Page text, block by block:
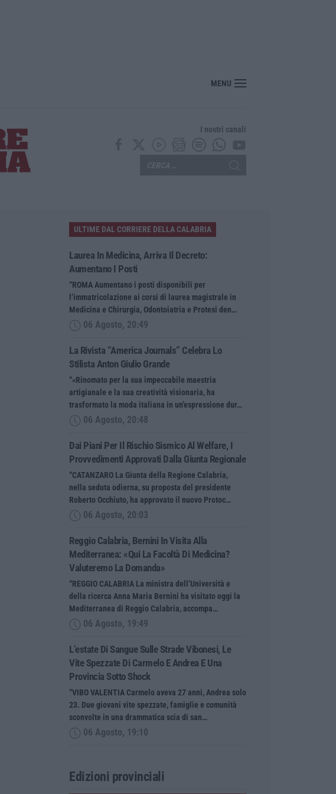
Dai Piani per il rischio sismico al welfare, i provvedimenti approvati dalla Giunta
MENU
I nostri canali
ULTIME DAL CORRIERE DELLA CALABRIA
Laurea In Medicina, Arriva Il Decreto:
Aumentano I Posti
“ROMA Aumentano i posti disponibili per
l’immatricolazione ai corsi di laurea magistrale in
Medicina e Chirurgia, Odontoiatria e Protesi den…
06 Agosto, 20:49
La Rivista “America Journals” Celebra Lo
Stilista Anton Giulio Grande
“«Rinomato per la sua impeccabile maestria
artigianale e la sua creatività visionaria, ha
trasformato la moda italiana in un’espressione dur…
06 Agosto, 20:48
Dai Piani Per Il Rischio Sismico Al Welfare, I
Provvedimenti Approvati Dalla Giunta Regionale
“CATANZARO La Giunta della Regione Calabria,
nella seduta odierna, su proposta del presidente
Roberto Occhiuto, ha approvato il nuovo Protoc…
06 Agosto, 20:03
Reggio Calabria, Bernini In Visita Alla
Mediterranea: «Qui La Facoltà Di Medicina?
Valuteremo La Domanda»
“REGGIO CALABRIA La ministra dell’Università e
della ricerca Anna Maria Bernini ha visitato oggi la
Mediterranea di Reggio Calabria, accompa…
06 Agosto, 19:49
L’estate Di Sangue Sulle Strade Vibonesi, Le
Vite Spezzate Di Carmelo E Andrea E Una
Provincia Sotto Shock
“VIBO VALENTIA Carmelo aveva 27 anni, Andrea solo
23. Due giovani vite spezzate, famiglie e comunità
sconvolte in una drammatica scia di san…
06 Agosto, 19:10
Edizioni provinciali